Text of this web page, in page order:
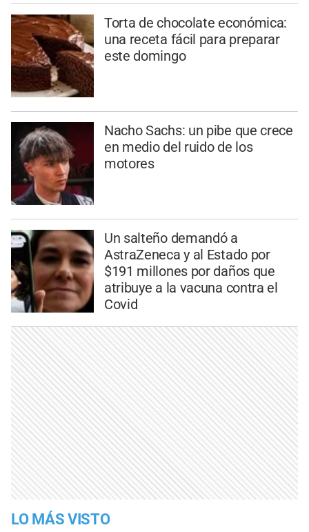
Torta de chocolate económica:
una receta fácil para preparar
este domingo
Nacho Sachs: un pibe que crece
en medio del ruido de los
motores
Un salteño demandó a
AstraZeneca y al Estado por
$191 millones por daños que
atribuye a la vacuna contra el
Covid
LO MÁS VISTO